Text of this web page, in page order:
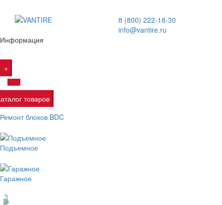
8 (800) 222-18-30
info@vantire.ru
Информация
×
товаров
Ремонт блоков BDC
Подъемное
Гаражное